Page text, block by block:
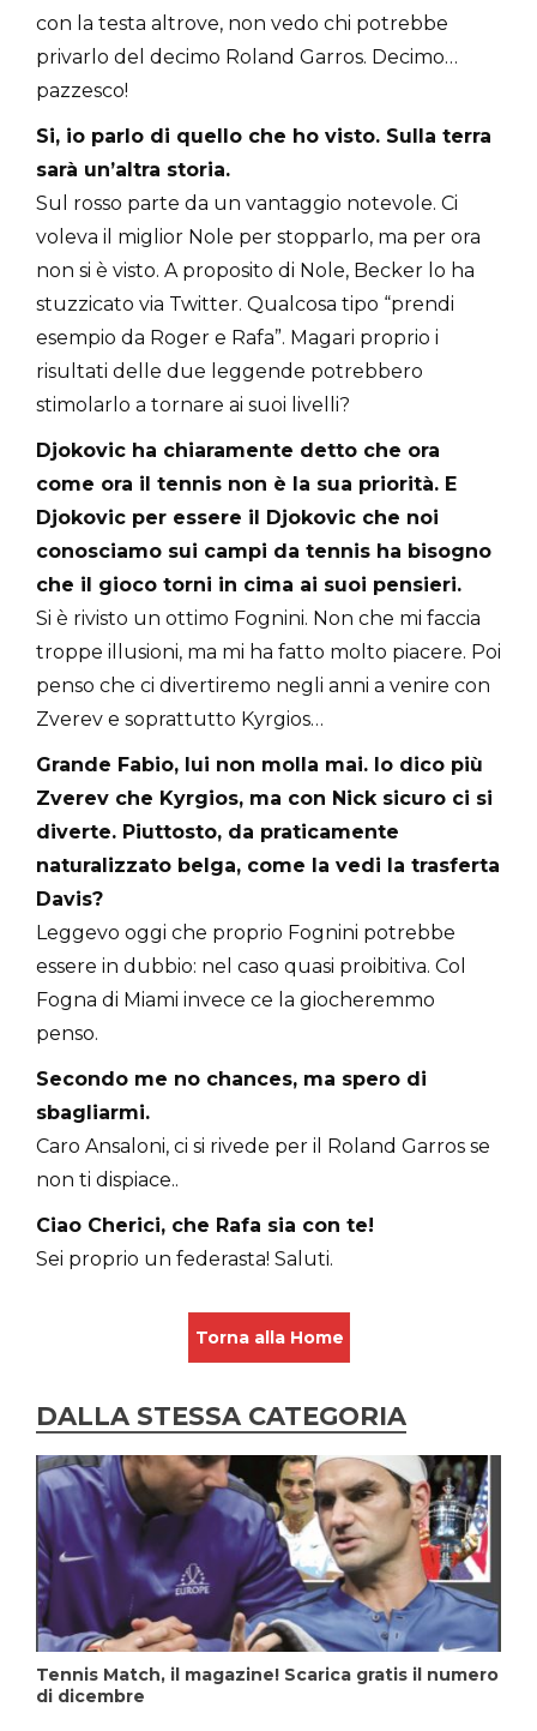
con la testa altrove, non vedo chi potrebbe
privarlo del decimo Roland Garros. Decimo…
pazzesco!
Si, io parlo di quello che ho visto. Sulla terra
sarà un’altra storia.
Sul rosso parte da un vantaggio notevole. Ci
voleva il miglior Nole per stopparlo, ma per ora
non si è visto. A proposito di Nole, Becker lo ha
stuzzicato via Twitter. Qualcosa tipo “prendi
esempio da Roger e Rafa”. Magari proprio i
risultati delle due leggende potrebbero
stimolarlo a tornare ai suoi livelli?
Djokovic ha chiaramente detto che ora
come ora il tennis non è la sua priorità. E
Djokovic per essere il Djokovic che noi
conosciamo sui campi da tennis ha bisogno
che il gioco torni in cima ai suoi pensieri.
Si è rivisto un ottimo Fognini. Non che mi faccia
troppe illusioni, ma mi ha fatto molto piacere. Poi
penso che ci divertiremo negli anni a venire con
Zverev e soprattutto Kyrgios…
Grande Fabio, lui non molla mai. Io dico più
Zverev che Kyrgios, ma con Nick sicuro ci si
diverte. Piuttosto, da praticamente
naturalizzato belga, come la vedi la trasferta
Davis?
Leggevo oggi che proprio Fognini potrebbe
essere in dubbio: nel caso quasi proibitiva. Col
Fogna di Miami invece ce la giocheremmo
penso.
Secondo me no chances, ma spero di
sbagliarmi.
Caro Ansaloni, ci si rivede per il Roland Garros se
non ti dispiace..
Ciao Cherici, che Rafa sia con te!
Sei proprio un federasta! Saluti.
Torna alla Home
DALLA STESSA CATEGORIA
Tennis Match, il magazine! Scarica gratis il numero
di dicembre